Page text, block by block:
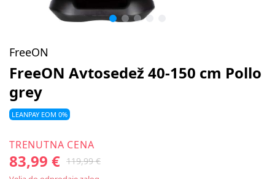
FreeON
FreeON Avtosedež 40-150 cm Pollo
grey
LEANPAY EOM 0%
TRENUTNA CENA
83,99 € 119,99 €